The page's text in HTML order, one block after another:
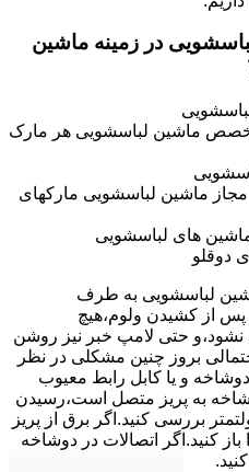
در زمینه ماشین
ماشین لباسشویی هر مارک
ماشین لباسشویی مارکهای
های لباسشویی
دوقلو
ماشین لباسشویی به طرف
ﭘﺲ از ﮐﺸﯿﺪن وﻟﻮم،ﻫﯿﭻ
حتی ﻻﻣﭗ ﺧﺒﺮ ﻧﯿﺰ روﺷﻦ
بروز چنین مشکلی در نظر
داشته باشید:۱٫ ﭘﺮﯾﺰ ﺑﺮق ﻧﺪارد.۲٫ دوﺷﺎﺧﻪ و ﯾﺎ ﮐﺎﺑﻞ راﺑﻂ ﻣﻌﯿﻮب
ﺑﻪ ﭘﺮﯾﺰ ﻣﺘﺼﻞ اﺳﺖ،رﺳﯿﺪن
بررسی ﮐﻨﯿﺪ.اﮔﺮ ﺑﺮق از ﭘﺮﯾﺰ
باز کنید.اﮔﺮ اﺗﺼﺎﻻت در دوشاخه